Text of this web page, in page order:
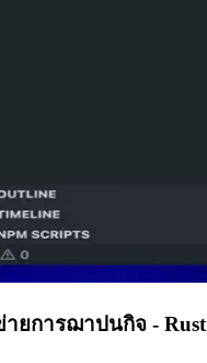
ายการฌาปนกิจ - Rust